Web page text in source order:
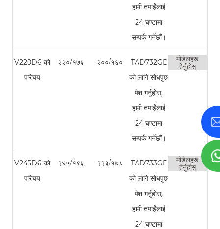
हामी तपाईंलाई
24 घण्टामा
सम्पर्क गर्नेछौं।
V220D6 को
परिचय
२२०/१७६ २००/१६०
TAD732GE
को लागि सोधपुछ
पेश गर्नुहोस्,
हामी तपाईंलाई
24 घण्टामा
सम्पर्क गर्नेछौं।
मोडेलहरू
हेर्नुहोस्
V245D6 को
परिचय
२४५/१९६ २२३/१७८
TAD733GE
को लागि सोधपुछ
पेश गर्नुहोस्,
हामी तपाईंलाई
24 घण्टामा
मोडेलहरू
हेर्नुहोस्